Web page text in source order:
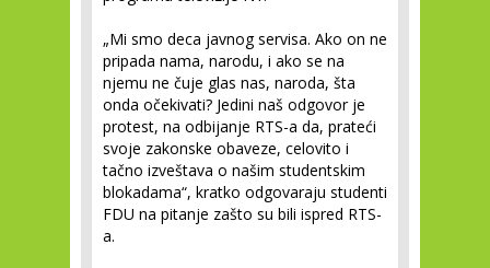
„Mi smo deca javnog servisa. Ako on ne
pripada nama, narodu, i ako se na
njemu ne čuje glas nas, naroda, šta
onda očekivati? Jedini naš odgovor je
protest, na odbijanje RTS-a da, prateći
svoje zakonske obaveze, celovito i
tačno izveštava o našim studentskim
blokadama“, kratko odgovaraju studenti
FDU na pitanje zašto su bili ispred RTS-
a.